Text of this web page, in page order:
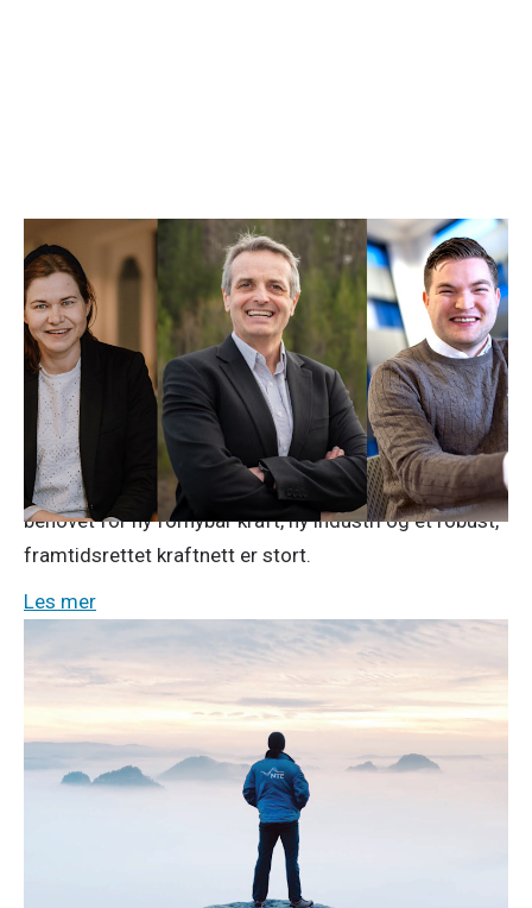
Pressemeldinger 11. mai 2026
NTE, SKS og Nordkraft går sammen om
kraftløft i Finnmark
Nordkraft, SKS og NTE går sammen om videre
utvikling av vindkraft i Finnmark. Samarbeidet er et
felles løft og en tydelig ambisjon om å bidra til kraft-
og industriløftet for Finnmark, i en region hvor
behovet for ny fornybar kraft, ny industri og et robust,
framtidsrettet kraftnett er stort.
Les mer
23. april 2026
Årsresultat 2025: Solid NTE-resultat
tross lave kraftpriser
Svært lave kraftpriser preger NTEs 2025-resultat.
NTE-konsernet leverte likevel et solid resultat etter
skatt på 473 millioner kroner, mot 457 millioner kroner
i 2024. NTE la også gjennom sin virksomhet